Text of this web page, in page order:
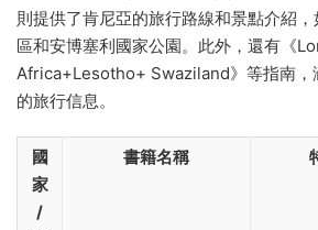
則提供了肯尼亞的旅行路線和景點介紹
區和安博塞利國家公園。此外，還有《
Africa+Lesotho+ Swaziland》等指南，
的旅行信息。
國
家
/
書籍名稱